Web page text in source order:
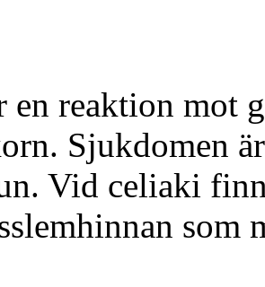
en reaktion mot
Sjukdomen
Vid celiaki
som